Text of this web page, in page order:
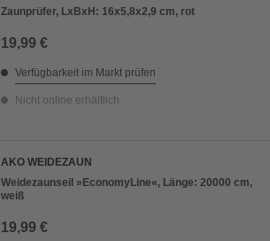
Zaunprüfer, LxBxH: 16x5,8x2,9 cm, rot
19,99 €
Verfügbarkeit im Markt prüfen
Nicht online erhältlich
AKO WEIDEZAUN
Weidezaunseil »EconomyLine«, Länge: 20000 cm,
weiß
19,99 €